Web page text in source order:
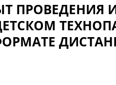
ПРОВЕДЕНИЯ